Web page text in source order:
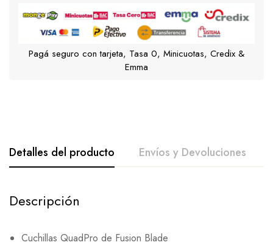
Pagá seguro con tarjeta, Tasa 0, Minicuotas, Credix &
Emma
Detalles del producto Envíos y Devoluciones
Descripción
Cuchillas QuadPro de Fusion Blade